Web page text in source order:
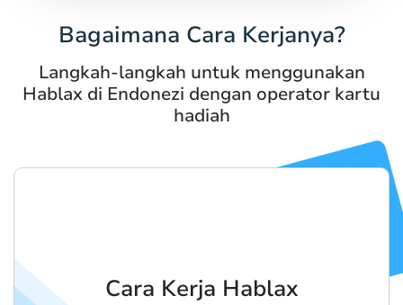
Bagaimana Cara Kerjanya?
Langkah-langkah untuk menggunakan
Hablax di Endonezi dengan operator kartu
hadiah
Cara Kerja Hablax